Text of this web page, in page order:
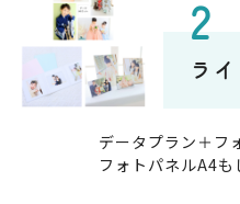
ラ
データプラン＋フ
フォトパネルA4
株式会社ミヤビフォト
します)は、本ウェブ
ス（以下、「本サー
ける、ユーザーの個人
「本ポリシー」といい
弊社は、個人情報保護